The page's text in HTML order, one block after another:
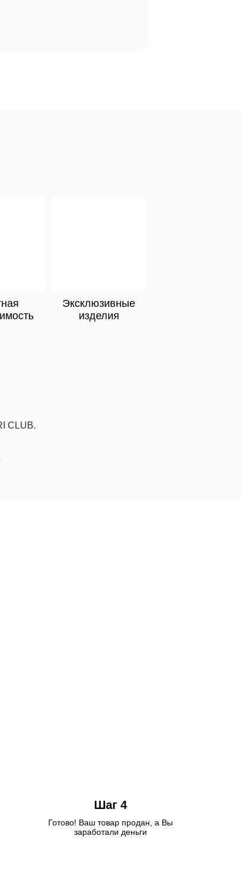
Эксклюзивные
изделия
CLUB.
Шаг 4
Готово! Ваш товар продан, а Вы
заработали деньги